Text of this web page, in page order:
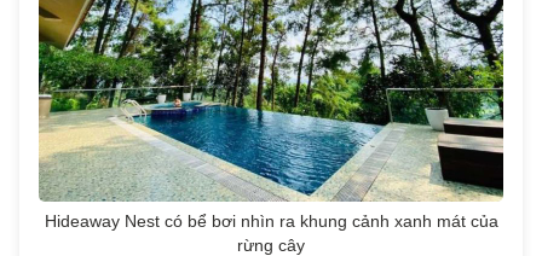
Hideaway Nest có bể bơi nhìn ra khung cảnh xanh mát của
rừng cây